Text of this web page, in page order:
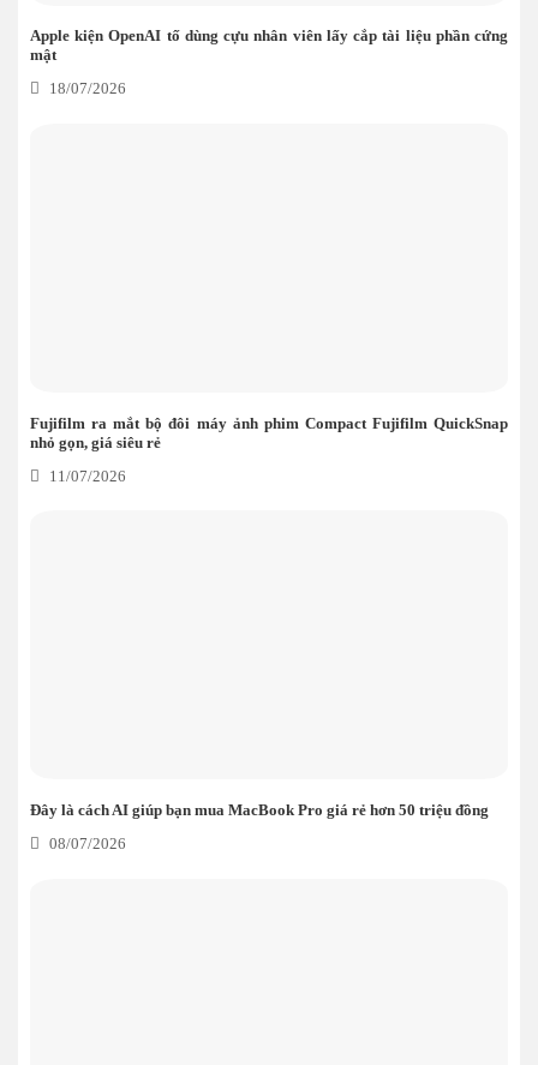
Apple kiện OpenAI tố dùng cựu nhân viên lấy cắp tài liệu phần cứng
mật
18/07/2026
Fujifilm ra mắt bộ đôi máy ảnh phim Compact Fujifilm QuickSnap
nhỏ gọn, giá siêu rẻ
11/07/2026
Đây là cách AI giúp bạn mua MacBook Pro giá rẻ hơn 50 triệu đồng
08/07/2026